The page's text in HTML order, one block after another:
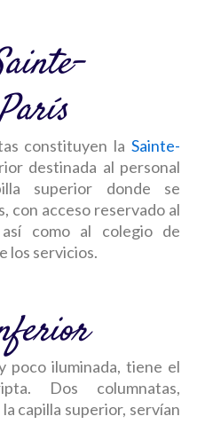
constituyen la Sainte-
destinada al personal
superior donde se
con acceso reservado al
como al colegio de
los servicios.
poco iluminada, tiene el
Dos columnatas,
capilla superior, servían